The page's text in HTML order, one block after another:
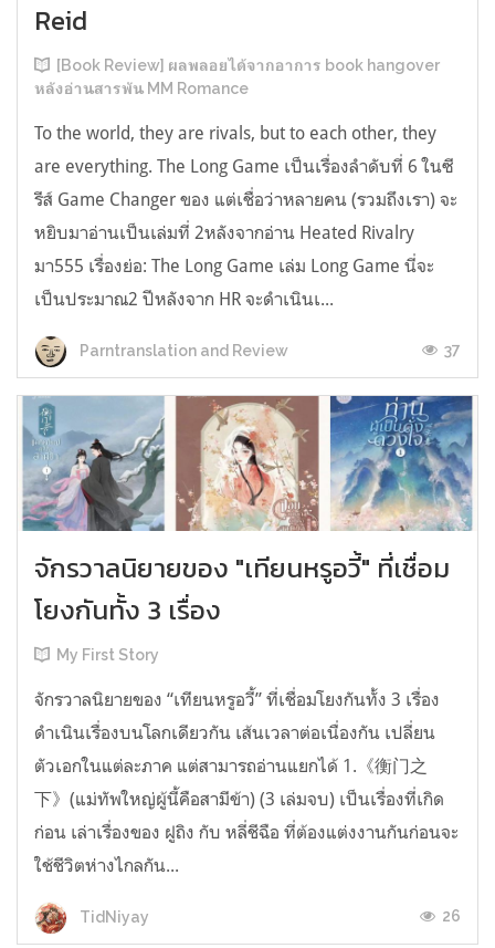
Reid
[Book Review] ผลพลอยได้จากอาการ book hangover
หลังอ่านสารพัน MM Romance
To the world, they are rivals, but to each other, they
are everything. The Long Game เป็นเรื่องลำดับที่ 6 ในซี
รีส์ Game Changer ของ แต่เชื่อว่าหลายคน (รวมถึงเรา) จะ
หยิบมาอ่านเป็นเล่มที่ 2หลังจากอ่าน Heated Rivalry
มา555 เรื่องย่อ: The Long Game เล่ม Long Game นี่จะ
เป็นประมาณ2 ปีหลังจาก HR จะดำเนินเ...
Parntranslation and Review 37
จักรวาลนิยายของ "เทียนหรูอวี้" ที่เชื่อม
โยงกันทั้ง 3 เรื่อง
My First Story
จักรวาลนิยายของ “เทียนหรูอวี้” ที่เชื่อมโยงกันทั้ง 3 เรื่อง
ดำเนินเรื่องบนโลกเดียวกัน เส้นเวลาต่อเนื่องกัน เปลี่ยน
ตัวเอกในแต่ละภาค แต่สามารถอ่านแยกได้ 1.《衡门之
下》(แม่ทัพใหญ่ผู้นี้คือสามีข้า) (3 เล่มจบ) เป็นเรื่องที่เกิด
ก่อน เล่าเรื่องของ ฝูถิง กับ หลี่ชีฉือ ที่ต้องแต่งงานกันก่อนจะ
ใช้ชีวิตห่างไกลกัน...
TidNiyay 26